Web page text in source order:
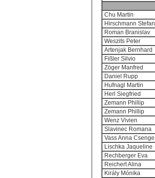
Chu Martin
Hirschmann Stefan
Roman Branislav
Weszits Peter
Artenjak Bernhard
Fißler Silvio
Zöger Manfred
Daniel Rupp
Hufnagl Martin
Herl Siegfried
Zemann Phillip
Zemann Phillip
Wenz Vivien
Slavinec Romana
Vass Anna Csenge
Lischka Jaqueline
Rechberger Eva
Reichert Alina
Király Mónika